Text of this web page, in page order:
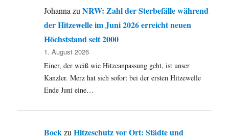
JohannazuNRW: Zahl der Sterbefälle während
der Hitzewelle im Juni 2026 erreicht neuen
Höchststand seit 2000
1. August 2026
Einer, der weiß wie Hitzeanpassung geht, ist unser
Kanzler. Merz hat sich sofort bei der ersten Hitzewelle
Ende Juni eine…
BockzuHitzeschutz vor Ort: Städte und